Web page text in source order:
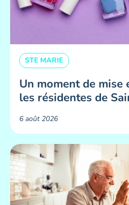
STE MARIE
Un moment de mise
les résidentes de
6 août 2026